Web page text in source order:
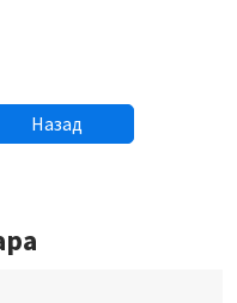
Назад